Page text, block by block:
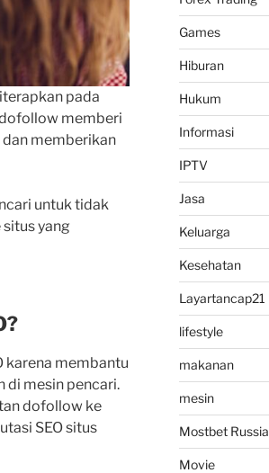
pada
memberi
memberikan
untuk tidak
yang
karena membantu
di mesin pencari.
dofollow ke
SEO situs
Games
Hiburan
Hukum
Informasi
IPTV
Jasa
Keluarga
Kesehatan
Layartancap21
lifestyle
makanan
mesin
Mostbet Russia
Movie